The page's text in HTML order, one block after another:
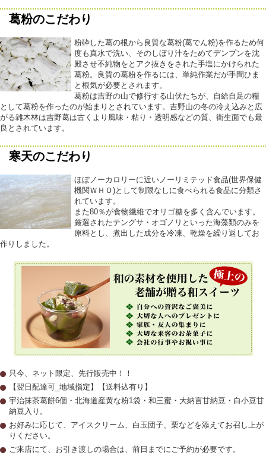
葛粉のこだわり
粉砕した葛の根から良質な葛粉(葛でん粉)を作るため何
度も真水で洗い、そのしぼり汁をためてデンプンを沈
殿させ不純物をとアク抜きをされた手塩にかけられた
葛粉。良質の葛粉を作るには、単純作業だが手間ひま
と根気が必要とされます。
葛粉は吉野の山で修行する山伏たちが、自給自足の糧
として葛粉を作ったのが始まりとされています。吉野山の冬の冷え込みと広
がる雑木林は吉野葛は古くより風味・粘り・透明感などの質、衛生面でも最
良とされています。
寒天のこだわり
ほぼノーカロリーに近いノーリミテッド食品(世界保健
機関ＷＨＯ)として制限なしに食べられる食品に分類さ
れています。
また80％が食物繊維でオリゴ糖を多く含んでいます。
厳選されたテングサ・オゴノリといった海藻類のみを
原料とし、煮出した成分を冷凍、乾燥を繰り返してお
作りしました。
只今、ネット限定、先行販売中！！
【翌日配達可_地域指定】【送料込有り】
宇治抹茶葛餅6個・北海道産黄な粉1袋・和三蜜・大納言甘納豆・白小豆甘
納豆入り。
お好みに応じて、アイスクリーム、白玉団子、栗などを添えてお召し上が
りください。
ご来店にて、お引き渡しの場合は、前日までにご予約が必要です。